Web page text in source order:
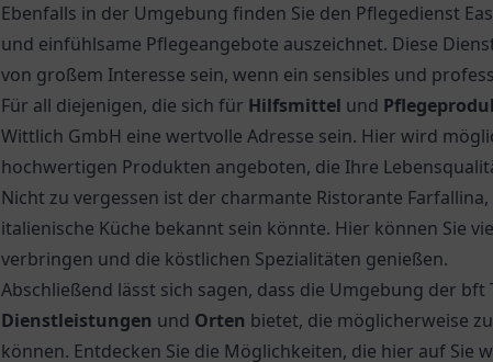
Ebenfalls in der Umgebung finden Sie den Pflegedienst
und einfühlsame Pflegeangebote auszeichnet. Diese
von großem Interesse sein, wenn ein sensibles und
Für all diejenigen, die sich für Hilfsmittel und
Wittlich GmbH eine wertvolle Adresse sein. Hier wird
hochwertigen Produkten angeboten, die Ihre
Nicht zu vergessen ist der charmante Ristorante Farfallina
italienische Küche bekannt sein könnte. Hier können Sie
verbringen und die köstlichen Spezialitäten genießen.
Abschließend lässt sich sagen, dass die Umgebung der
Dienstleistungen und Orten bietet, die möglicherweise
können. Entdecken Sie die Möglichkeiten, die hier auf Sie